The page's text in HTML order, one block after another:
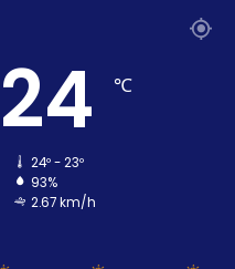
24 ℃
24º - 23º
93%
2.67 km/h